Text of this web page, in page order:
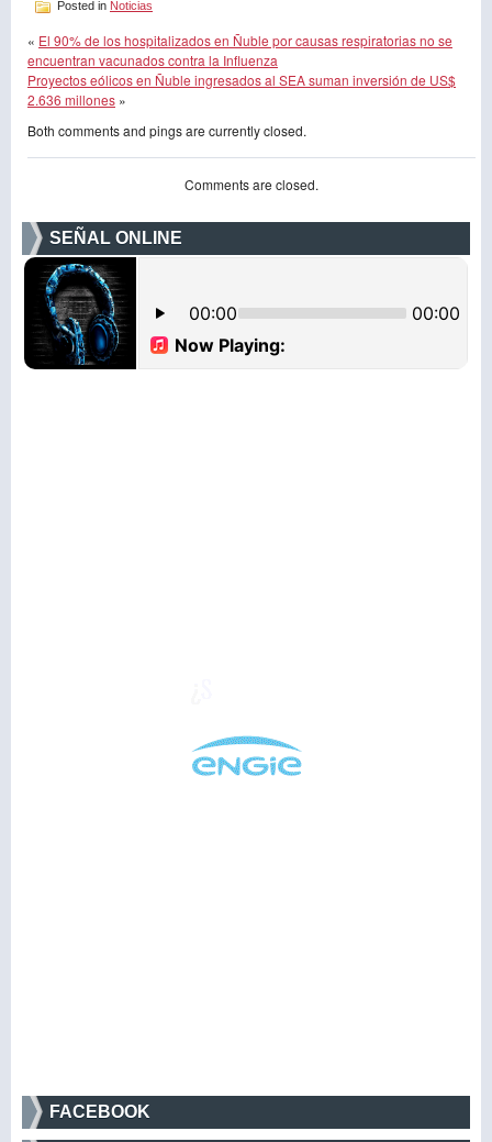
Posted in Noticias
« El 90% de los hospitalizados en Ñuble por causas respiratorias no se
encuentran vacunados contra la Influenza
Proyectos eólicos en Ñuble ingresados al SEA suman inversión de US$
2.636 millones »
Both comments and pings are currently closed.
Comments are closed.
SEÑAL ONLINE
FACEBOOK